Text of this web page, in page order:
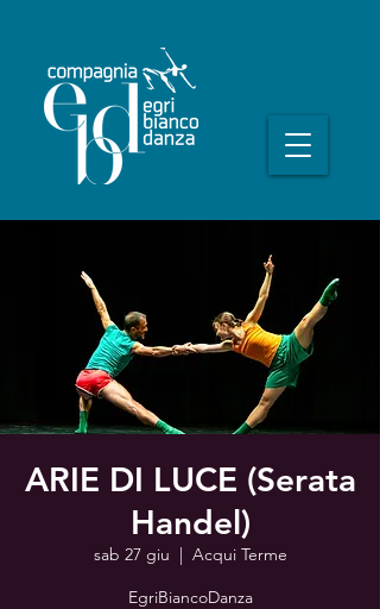
ARIE DI LUCE (Serata
Handel)
sab 27 giu
  |
Acqui Terme
EgriBiancoDanza